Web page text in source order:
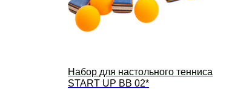
Набор для настольного тенниса
START UP BB 02*